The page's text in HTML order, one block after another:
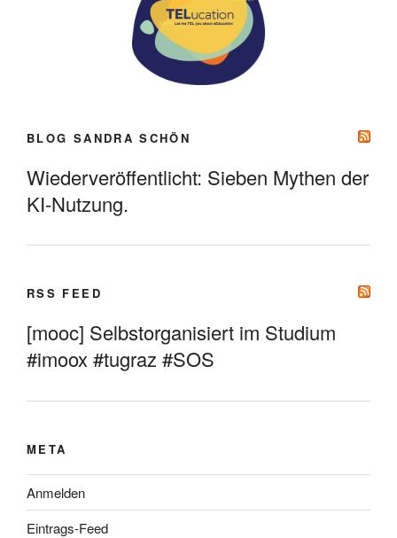
BLOG SANDRA SCHÖN
Wiederveröffentlicht: Sieben Mythen der
KI-Nutzung.
RSS FEED
[mooc] Selbstorganisiert im Studium
#imoox #tugraz #SOS
META
Anmelden
Eintrags-Feed